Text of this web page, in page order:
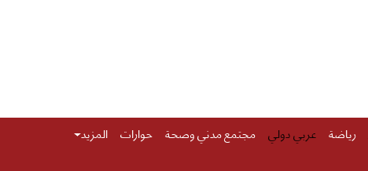
رياضة عربي دولي مجتمع مدني وصحة حوارات المزيد